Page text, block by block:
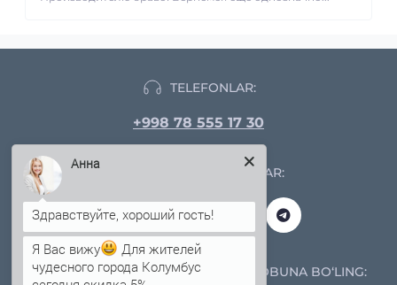
TELEFONLAR:
+998 78 555 17 30
IJTIMOIY TARMOQLAR:
YANGILIKLAR VA AKSIYALARGA OBUNA BO‘LING:
Анна
Я Вас вижу
Для жителей
чудесного города Колумбус